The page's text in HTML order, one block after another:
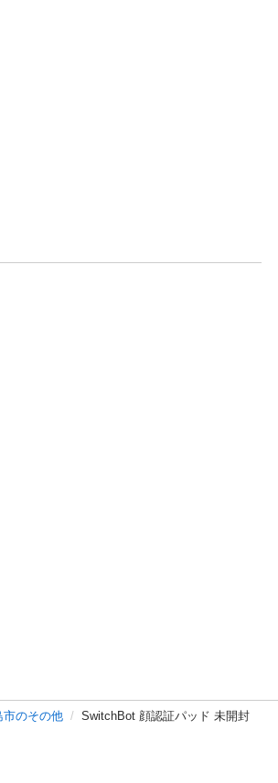
市のその他 SwitchBot 顔認証パッド 未開封